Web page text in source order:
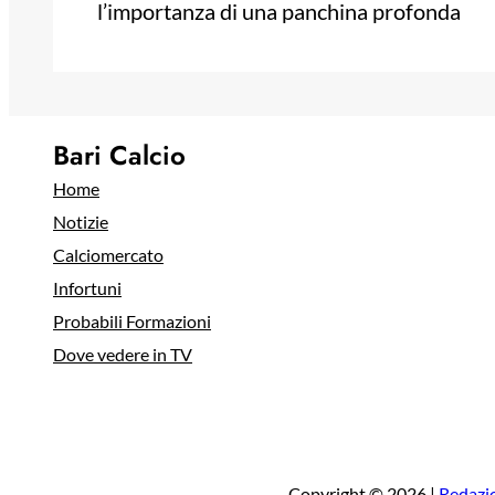
l’importanza di una panchina profonda
Bari Calcio
Home
Notizie
Calciomercato
Infortuni
Probabili Formazioni
Dove vedere in TV